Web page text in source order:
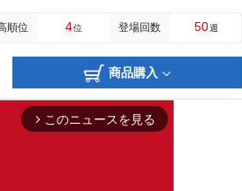
順位 4位 登場回数 50週
商品購入
arrow_forward_ios このニュースを見る